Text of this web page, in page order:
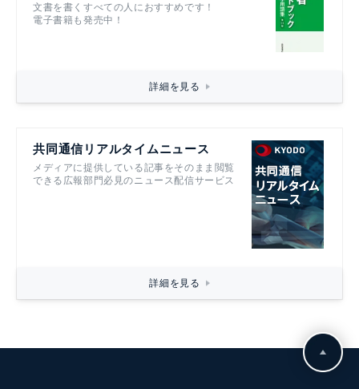
文書を書くすべての人におすすめです！
電子書籍も発売中！
詳細を見る
共同通信リアルタイムニュース
メディアに提供している記事をそのまま閲覧
できる広報部門必見のニュース配信サービス
詳細を見る